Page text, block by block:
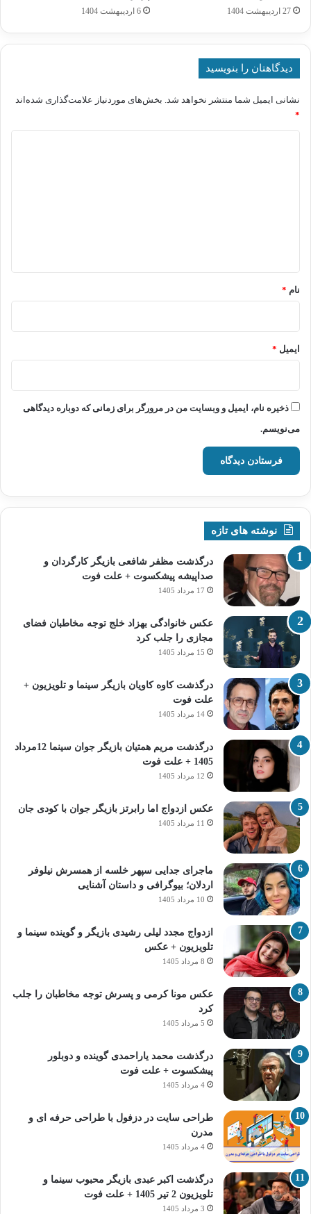
27 اردیبهشت 1404 6 اردیبهشت 1404
دیدگاهتان را بنویسید
نشانی ایمیل شما منتشر نخواهد شد. بخش‌های موردنیاز علامت‌گذاری شده‌اند
*
نام *
ایمیل *
ذخیره نام، ایمیل و وبسایت من در مرورگر برای زمانی که دوباره دیدگاهی
می‌نویسم.
نوشته های تازه
درگذشت مظفر شافعی بازیگر کارگردان و
صداپیشه پیشکسوت + علت فوت
17 مرداد 1405
عکس خانوادگی بهزاد خلج توجه مخاطبان فضای
مجازی را جلب کرد
15 مرداد 1405
درگذشت کاوه کاویان بازیگر سینما و تلویزیون +
علت فوت
14 مرداد 1405
درگذشت مریم همتیان بازیگر جوان سینما 12مرداد
1405 + علت فوت
12 مرداد 1405
عکس ازدواج اما رابرتز بازیگر جوان با کودی جان
11 مرداد 1405
ماجرای جدایی سپهر خلسه از همسرش نیلوفر
اردلان؛ بیوگرافی و داستان آشنایی
10 مرداد 1405
ازدواج مجدد لیلی رشیدی بازیگر و گوینده سینما و
تلویزیون + عکس
8 مرداد 1405
عکس مونا کرمی و پسرش توجه مخاطبان را جلب
کرد
5 مرداد 1405
درگذشت محمد یاراحمدی گوینده و دوبلور
پیشکسوت + علت فوت
4 مرداد 1405
طراحی سایت در دزفول با طراحی حرفه‌ ای و
مدرن
4 مرداد 1405
درگذشت اکبر عبدی بازیگر محبوب سینما و
تلویزیون 2 تیر 1405 + علت فوت
3 مرداد 1405